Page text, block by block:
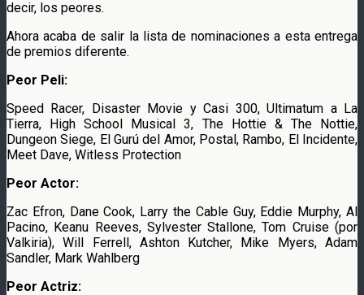
decir, los peores.
Ahora acaba de salir la lista de nominaciones a esta entrega
de premios diferente.
Peor Peli:
Speed Racer, Disaster Movie y Casi 300, Ultimatum a La
Tierra, High School Musical 3, The Hottie & The Nottie,
Dungeon Siege, El Gurú del Amor, Postal, Rambo, El Incidente,
Meet Dave, Witless Protection
Peor Actor:
Zac Efron, Dane Cook, Larry the Cable Guy, Eddie Murphy, Al
Pacino, Keanu Reeves, Sylvester Stallone, Tom Cruise (por
Valkiria), Will Ferrell, Ashton Kutcher, Mike Myers, Adam
Sandler, Mark Wahlberg
Peor Actriz: